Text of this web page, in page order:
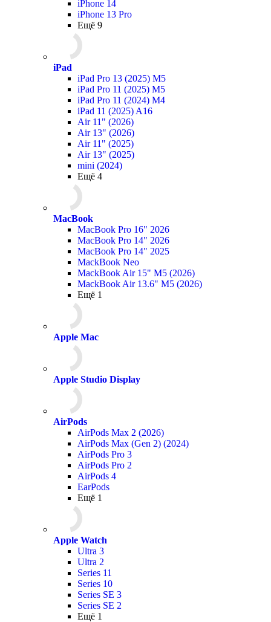
iPhone 14
iPhone 13 Pro
Ещё 9
iPad
iPad Pro 13 (2025) M5
iPad Pro 11 (2025) M5
iPad Pro 11 (2024) M4
iPad 11 (2025) A16
Air 11" (2026)
Air 13" (2026)
Air 11" (2025)
Air 13" (2025)
mini (2024)
Ещё 4
MacBook
MacBook Pro 16" 2026
MacBook Pro 14" 2026
MacBook Pro 14" 2025
MackBook Neo
MackBook Air 15" M5 (2026)
MackBook Air 13.6" M5 (2026)
Ещё 1
Apple Mac
Apple Studio Display
AirPods
AirPods Max 2 (2026)
AirPods Max (Gen 2) (2024)
AirPods Pro 3
AirPods Pro 2
AirPods 4
EarPods
Ещё 1
Apple Watch
Ultra 3
Ultra 2
Series 11
Series 10
Series SE 3
Series SE 2
Ещё 1